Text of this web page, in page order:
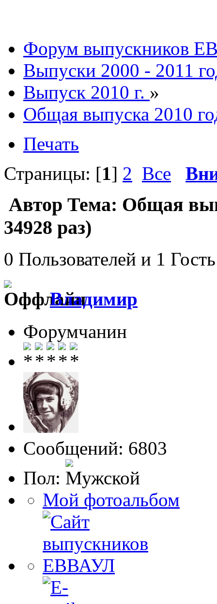
Форум выпускников
Выпуски 2000 - 2011
Выпуск 2010 г. »
Общая выпуска 2010
Печать
Страницы: [1] 2 Все
Автор Тема: Общая
34928 раз)
0 Пользователей и 1
Влaдимир
Форумчанин
Сообщений: 6803
Пол:
Мой фотоальбом